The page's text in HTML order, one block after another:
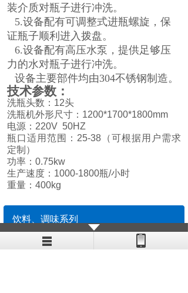
装介质对瓶子进行冲洗。
5.设备配有可调整式进瓶螺旋，保
证瓶子顺利进入拨盘。
6.设备配有高压水泵，提供足够压
力的水对瓶子进行冲洗。
设备主要部件均由304不锈钢制造。
技术参数：
洗瓶头数： 12头
洗瓶机外形尺寸： 1200*1700*1800mm
电源： 220V 50HZ
瓶口适用范围： 25-38 （可根据用户需求
定制）
功率： 0.75kw
生产速度： 1000-1800瓶/小时
重量： 400kg
饮料、调味系列
口服液、西林瓶、保健品系列